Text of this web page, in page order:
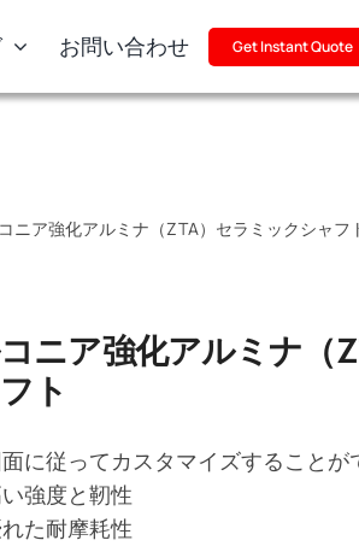
お問い合わせ Get Instant Quote
ニア強化アルミナ（ZTA）セラミックシャフ
ニア強化アルミナ（
ト
に従ってカスタマイズすることが
強度と靭性
た耐摩耗性